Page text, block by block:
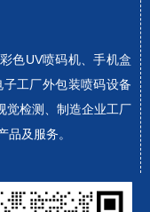
色UV喷码机、手机盒
工厂外包装喷码设备
觉检测、制造企业工厂
及服务。